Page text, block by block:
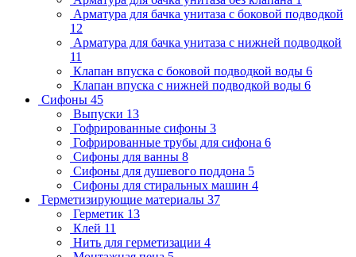
Арматура для бачка унитаза с боковой подводкой
12
Арматура для бачка унитаза с нижней подводкой
11
Клапан впуска с боковой подводкой воды 6
Клапан впуска с нижней подводкой воды 6
Сифоны 45
Выпуски 13
Гофрированные сифоны 3
Гофрированные трубы для сифона 6
Сифоны для ванны 8
Сифоны для душевого поддона 5
Сифоны для стиральных машин 4
Герметизирующие материалы 37
Герметик 13
Клей 11
Нить для герметизации 4